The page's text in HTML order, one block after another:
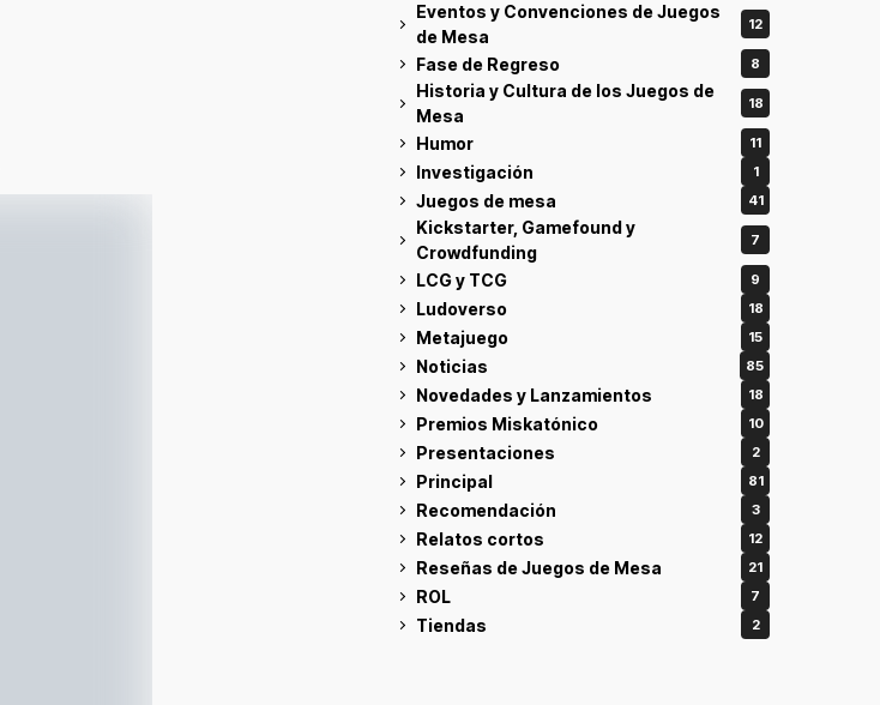
Eventos y Convenciones de Juegos
de Mesa
12
Fase de Regreso 8
Historia y Cultura de los Juegos de
Mesa
18
Humor 11
Investigación 1
Juegos de mesa 41
Kickstarter, Gamefound y
Crowdfunding
7
LCG y TCG 9
Ludoverso 18
Metajuego 15
Noticias 85
Novedades y Lanzamientos 18
Premios Miskatónico 10
Presentaciones 2
Principal 81
Recomendación 3
Relatos cortos 12
Reseñas de Juegos de Mesa 21
ROL 7
Tiendas 2